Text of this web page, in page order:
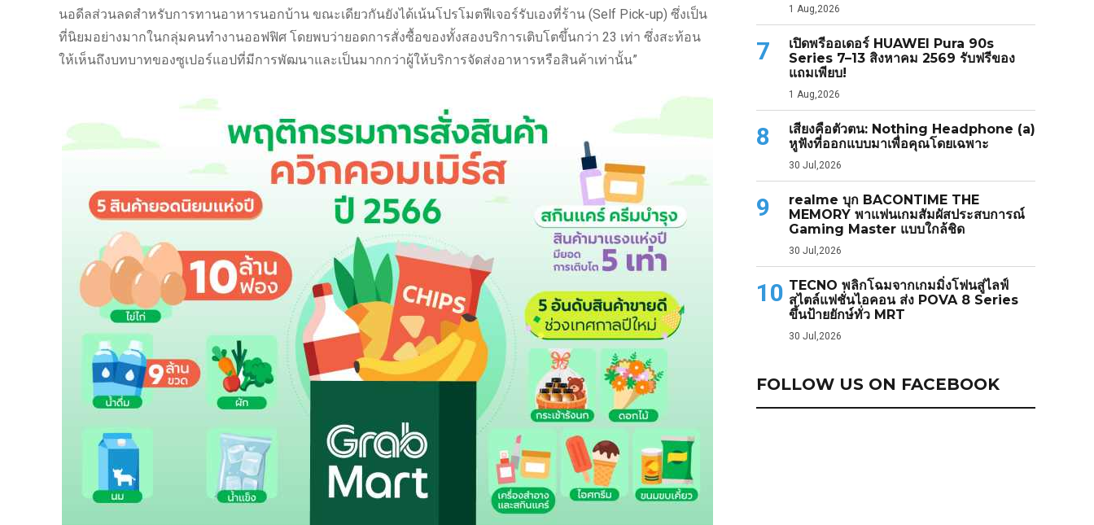
นอดีลส่วนลดสำหรับการทานอาหารนอกบ้าน ขณะเดียวกันยังได้เน้นโปรโมตฟีเจอร์รับเองที่ร้าน (Self Pick-up) ซึ่งเป็น
ที่นิยมอย่างมากในกลุ่มคนทำงานออฟฟิศ โดยพบว่ายอดการสั่งซื้อของทั้งสองบริการเติบโตขึ้นกว่า 23 เท่า ซึ่งสะท้อน
ให้เห็นถึงบทบาทของซูเปอร์แอปที่มีการพัฒนาและเป็นมากกว่าผู้ให้บริการจัดส่งอาหารหรือสินค้าเท่านั้น”
1 Aug,2026
7
เปิดพรีออเดอร์ HUAWEI Pura 90s
Series 7–13 สิงหาคม 2569 รับฟรีของ
แถมเพียบ!
1 Aug,2026
8
เสียงคือตัวตน: Nothing Headphone (a)
หูฟังที่ออกแบบมาเพื่อคุณโดยเฉพาะ
30 Jul,2026
9
realme บุก BACONTIME THE
MEMORY พาแฟนเกมสัมผัสประสบการณ์
Gaming Master แบบใกล้ชิด
30 Jul,2026
10 TECNO พลิกโฉมจากเกมมิ่งโฟนสู่ไลฟ์
สไตล์แฟชั่นไอคอน ส่ง POVA 8 Series
ขึ้นป้ายยักษ์ทั่ว MRT
30 Jul,2026
FOLLOW US ON FACEBOOK